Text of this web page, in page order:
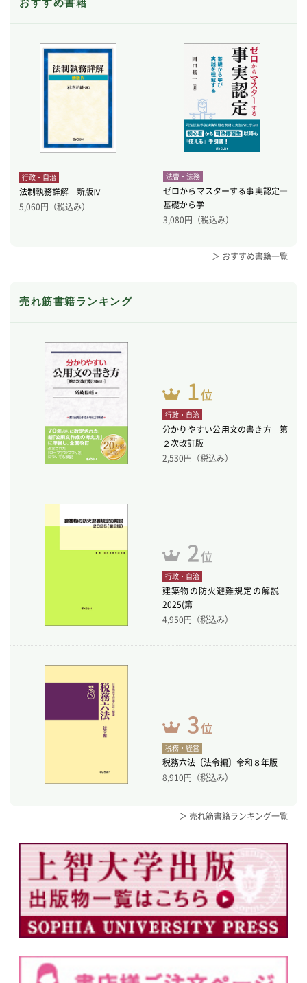
おすすめ書籍
行政・自治
法制執務詳解 新版Ⅳ
5,060円（税込み）
法曹・法務
ゼロからマスターする事実認定―
基礎から学
3,080円（税込み）
＞ おすすめ書籍一覧
売れ筋書籍ランキング
行政・自治
分かりやすい公用文の書き方 第
２次改訂版
2,530円（税込み）
行政・自治
建築物の防火避難規定の解説
2025(第
4,950円（税込み）
税務・経営
税務六法〔法令編〕令和８年版
8,910円（税込み）
＞ 売れ筋書籍ランキング一覧